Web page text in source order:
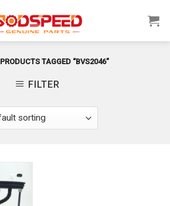
PRODUCTS TAGGED “BVS2046”
FILTER